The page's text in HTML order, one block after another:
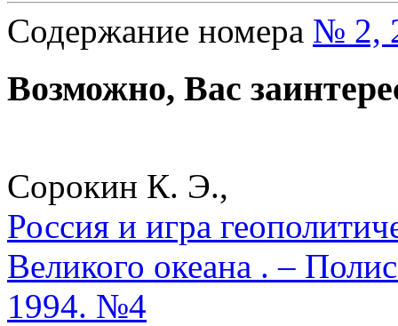
Содержание номера № 2,
Возможно, Вас
Сорокин К. Э.,
Россия и игра
Великого океана . –
1994. №4